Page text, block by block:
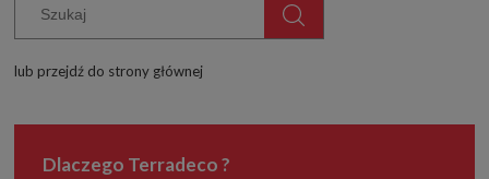
lub przejdź do strony głównej
Dlaczego Terradeco ?